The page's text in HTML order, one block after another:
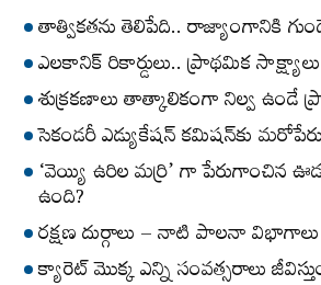
తాత్వికతను తెలిపేది.. రాజ్యాంగానికి
ఎలకానిక్‌ రికార్డులు.. ప్రాథమిక సాక్ష్యాలు
శుక్రకణాలు తాత్కాలికంగా నిల్వ ఉండే
సెకండరీ ఎడ్యుకేషన్‌ కమిషన్‌కు
‘వెయ్యి ఉరిల మర్రి’ గా పేరుగాంచిన
ఉంది?
రక్షణ దుర్గాలు – నాటి పాలనా విభాగాలు
క్యారెట్‌ మొక్క ఎన్ని సంవత్సరాలు